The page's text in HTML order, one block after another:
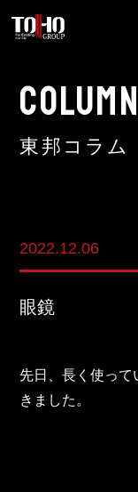
中古車販売事業
輸出入事業
新卒・キャリア採
COLUMN
東邦コラム
2022.12.06
眼鏡
先日、長く使って
きました。